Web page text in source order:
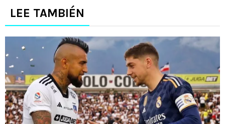
LEE TAMBIÉN